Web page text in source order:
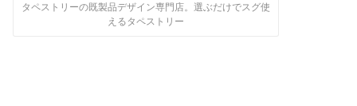
タペストリーの既製品デザイン専門店。選ぶだけでスグ使
えるタペストリー